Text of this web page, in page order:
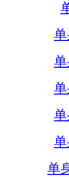
单